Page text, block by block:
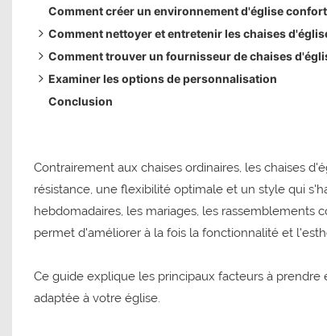
Conception esthétique des espaces de culte
Empilabilité et stockage
Aménagement de l'espace
Budget et valeur à long terme
Options de conception de cadre
Broderie et personnalisation de logo
Espacement des lignes
Visibilité et lignes de vue
Configurations de sièges flexibles
Comment créer un environnement d'église
Comment nettoyer et entretenir les chaises
Nettoyage quotidien
Entretien des tissus d'ameublement
Inspection structurelle
Comment trouver un fournisseur de chaises
Évaluer l'expérience en fabrication
Vérifier les certifications et les normes de qualité
Examiner les options de personnalisation
Évaluer le support après-vente
Conclusion
Contrairement aux chaises ordinaires, les chaises
résistance, une flexibilité optimale et un style qui
hebdomadaires, les mariages, les rassemblements
permet d'améliorer à la fois la fonctionnalité et
Ce guide explique les principaux facteurs à prendre
adaptée à votre église.